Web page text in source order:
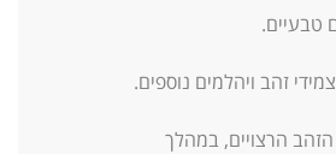
טבעיים.
זהב ויהלמים נוספים.
הרצויים, במהלך